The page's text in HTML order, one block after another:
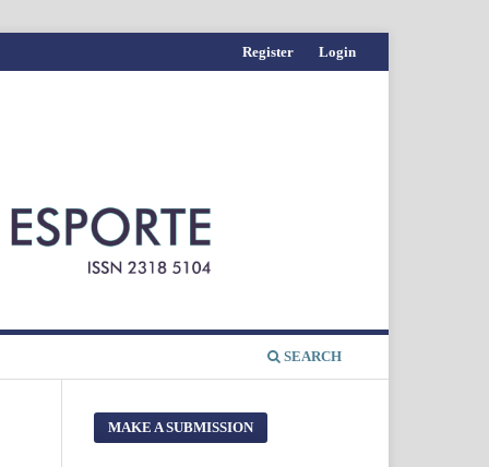
SEARCH
Register Login
MAKE A SUBMISSION